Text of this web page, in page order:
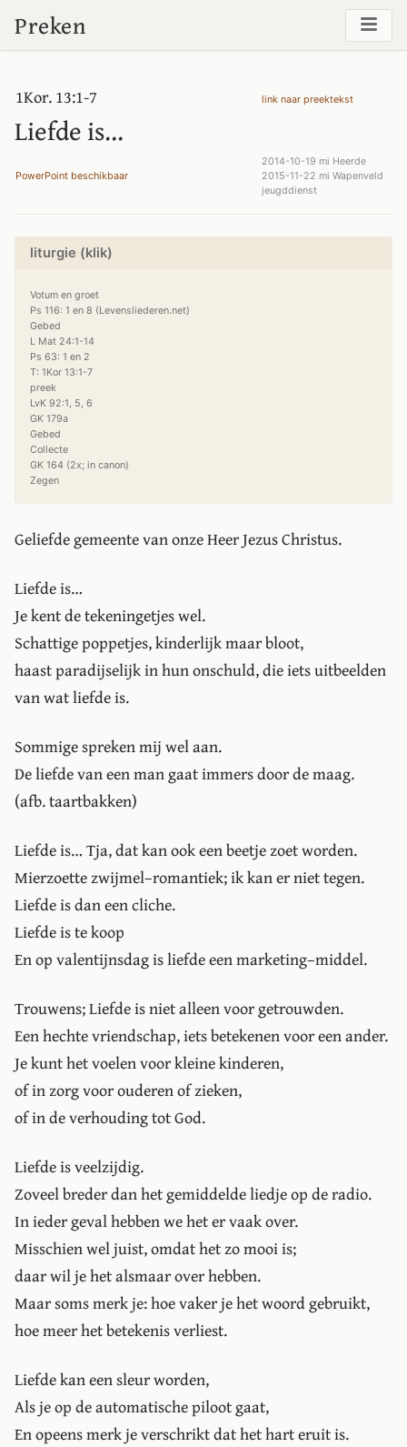
Preken
1Kor. 13:1-7 link naar preektekst
Liefde is...
PowerPoint beschikbaar
2014-10-19 mi Heerde
2015-11-22 mi Wapenveld
jeugddienst
liturgie (klik)
Votum en groet
Ps 116: 1 en 8 (Levensliederen.net)
Gebed
L Mat 24:1-14
Ps 63: 1 en 2
T: 1Kor 13:1-7
preek
LvK 92:1, 5, 6
GK 179a
Gebed
Collecte
GK 164 (2x; in canon)
Zegen
Geliefde gemeente van onze Heer Jezus Christus.
Liefde is…
Je kent de tekeningetjes wel.
Schattige poppetjes, kinderlijk maar bloot,
haast paradijselijk in hun onschuld, die iets uitbeelden
van wat liefde is.
Sommige spreken mij wel aan.
De liefde van een man gaat immers door de maag.
(afb. taartbakken)
Liefde is… Tja, dat kan ook een beetje zoet worden.
Mierzoette zwijmel–romantiek; ik kan er niet tegen.
Liefde is dan een cliche.
Liefde is te koop
En op valentijnsdag is liefde een marketing–middel.
Trouwens; Liefde is niet alleen voor getrouwden.
Een hechte vriendschap, iets betekenen voor een ander.
Je kunt het voelen voor kleine kinderen,
of in zorg voor ouderen of zieken,
of in de verhouding tot God.
Liefde is veelzijdig.
Zoveel breder dan het gemiddelde liedje op de radio.
In ieder geval hebben we het er vaak over.
Misschien wel juist, omdat het zo mooi is;
daar wil je het alsmaar over hebben.
Maar soms merk je: hoe vaker je het woord gebruikt,
hoe meer het betekenis verliest.
Liefde kan een sleur worden,
Als je op de automatische piloot gaat,
En opeens merk je verschrikt dat het hart eruit is.